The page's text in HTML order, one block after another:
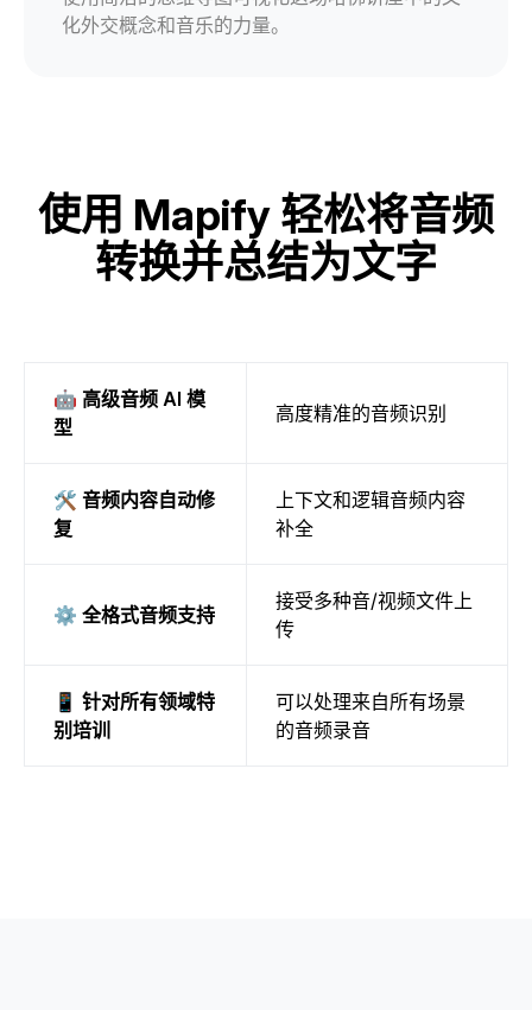
化外交概念和音乐的力量。
使用 Mapify 轻松将音频
转换并总结为文字
🤖 高级音频 AI 模
型
高度精准的音频识别
🛠️ 音频内容自动修
复
上下文和逻辑音频内容
补全
⚙️ 全格式音频支持
接受多种音/视频文件上
传
📱 针对所有领域特
别培训
可以处理来自所有场景
的音频录音